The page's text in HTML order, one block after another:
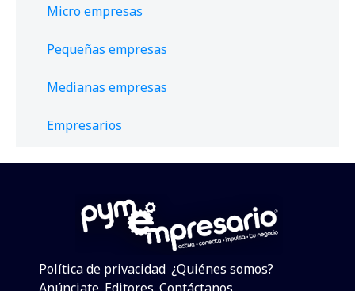
Micro empresas
Pequeñas empresas
Medianas empresas
Empresarios
Política de privacidad ¿Quiénes somos?